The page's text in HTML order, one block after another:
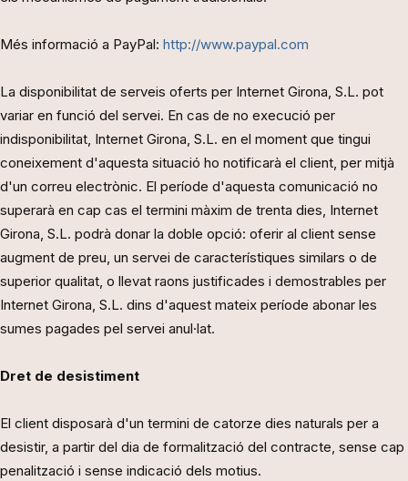
Més informació a PayPal: http://www.paypal.com
La disponibilitat de serveis oferts per Internet Girona, S.L. pot
variar en funció del servei. En cas de no execució per
indisponibilitat, Internet Girona, S.L. en el moment que tingui
coneixement d'aquesta situació ho notificarà el client, per mitjà
d'un correu electrònic. El període d'aquesta comunicació no
superarà en cap cas el termini màxim de trenta dies, Internet
Girona, S.L. podrà donar la doble opció: oferir al client sense
augment de preu, un servei de característiques similars o de
superior qualitat, o llevat raons justificades i demostrables per
Internet Girona, S.L. dins d'aquest mateix període abonar les
sumes pagades pel servei anul·lat.
Dret de desistiment
El client disposarà d'un termini de catorze dies naturals per a
desistir, a partir del dia de formalització del contracte, sense cap
penalització i sense indicació dels motius.